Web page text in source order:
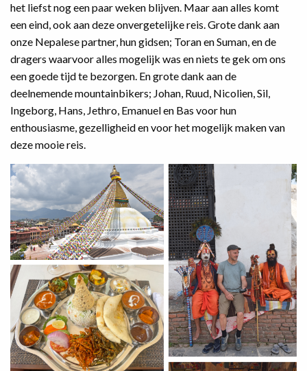
het liefst nog een paar weken blijven. Maar aan alles komt
een eind, ook aan deze onvergetelijke reis. Grote dank aan
onze Nepalese partner, hun gidsen; Toran en Suman, en de
dragers waarvoor alles mogelijk was en niets te gek om ons
een goede tijd te bezorgen. En grote dank aan de
deelnemende mountainbikers; Johan, Ruud, Nicolien, Sil,
Ingeborg, Hans, Jethro, Emanuel en Bas voor hun
enthousiasme, gezelligheid en voor het mogelijk maken van
deze mooie reis.